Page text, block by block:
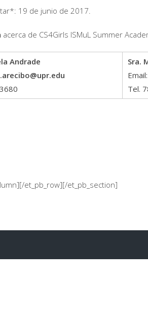
19 de junio de 2017.
acerca de CS4Girls ISMuL Summer
Andrade
Sra.
Tel.
et_pb_row][/et_pb_section]